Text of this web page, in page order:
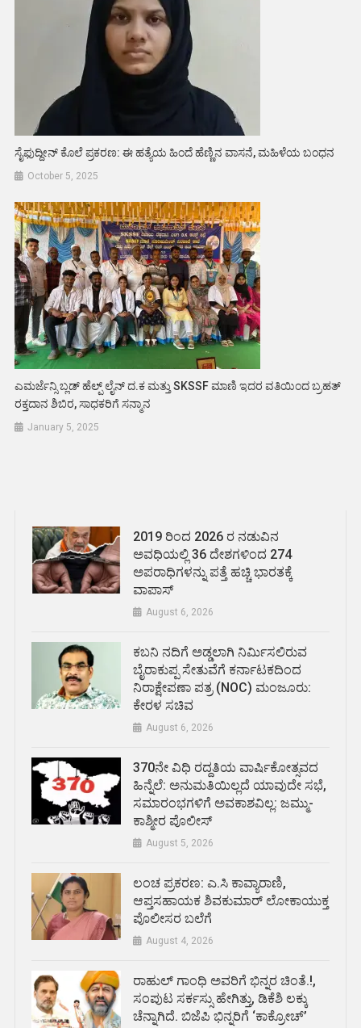
ಸೈಫುದ್ದೀನ್ ಕೊಲೆ ಪ್ರಕರಣ: ಈ ಹತ್ಯೆಯ ಹಿಂದೆ ಹೆಣ್ಣಿನ ವಾಸನೆ, ಮಹಿಳೆಯ ಬಂಧನ
October 5, 2025
ಎಮರ್ಜೆನ್ಸಿ ಬ್ಲಡ್ ಹೆಲ್ಪ್ ಲೈನ್ ದ.ಕ ಮತ್ತು SKSSF ಮಾಣಿ ಇದರ ವತಿಯಿಂದ ಬ್ರಹತ್
ರಕ್ತದಾನ ಶಿಬಿರ, ಸಾಧಕರಿಗೆ ಸನ್ಮಾನ
January 5, 2025
2019 ರಿಂದ 2026 ರ ನಡುವಿನ
ಅವಧಿಯಲ್ಲಿ 36 ದೇಶಗಳಿಂದ 274
ಅಪರಾಧಿಗಳನ್ನು ಪತ್ತೆ ಹಚ್ಚಿ ಭಾರತಕ್ಕೆ
ವಾಪಾಸ್
August 6, 2026
ಕಬನಿ ನದಿಗೆ ಅಡ್ಡಲಾಗಿ ನಿರ್ಮಿಸಲಿರುವ
ಬೈರಾಕುಪ್ಪ ಸೇತುವೆಗೆ ಕರ್ನಾಟಕದಿಂದ
ನಿರಾಕ್ಷೇಪಣಾ ಪತ್ರ (NOC) ಮಂಜೂರು:
ಕೇರಳ ಸಚಿವ
August 6, 2026
370ನೇ ವಿಧಿ ರದ್ದತಿಯ ವಾರ್ಷಿಕೋತ್ಸವದ
ಹಿನ್ನೆಲೆ: ಅನುಮತಿಯಿಲ್ಲದೆ ಯಾವುದೇ ಸಭೆ,
ಸಮಾರಂಭಗಳಿಗೆ ಅವಕಾಶವಿಲ್ಲ: ಜಮ್ಮು-
ಕಾಶ್ಮೀರ ಪೊಲೀಸ್
August 5, 2026
ಲಂಚ ಪ್ರಕರಣ: ಎ.ಸಿ ಕಾವ್ಯಾರಾಣಿ,
ಆಪ್ತಸಹಾಯಕ ಶಿವಕುಮಾರ್‌ ಲೋಕಾಯುಕ್ತ
ಪೊಲೀಸರ ಬಲೆಗೆ
August 4, 2026
ರಾಹುಲ್ ಗಾಂಧಿ ಅವರಿಗೆ ಭಿನ್ನರ ಚಿಂತೆ.!,
ಸಂಪುಟ ಸರ್ಕಸ್ಸು ಹೇಗಿತ್ತು, ಡಿಕೆಶಿ ಲಕ್ಕು
ಚೆನ್ನಾಗಿದೆ. ಬಿಜೆಪಿ ಭಿನ್ನರಿಗೆ ‘ಕಾಕ್ರೋಚ್’